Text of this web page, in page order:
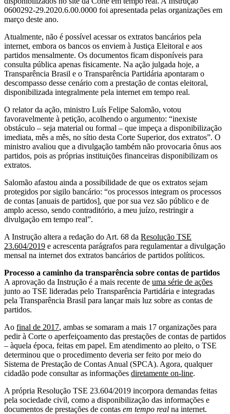
0600292-29.2020.6.00.0000 foi apresentada pelas organizações em
março deste ano.
Atualmente, não é possível acessar os extratos bancários pela
internet, embora os bancos os enviem à Justiça Eleitoral e aos
partidos mensalmente. Os documentos ficam disponíveis para
consulta pública apenas fisicamente. Na ação julgada hoje, a
Transparência Brasil e o Transparência Partidária apontaram o
descompasso desse cenário com a prestação de contas eleitoral,
disponibilizada integralmente pela internet em tempo real.
O relator da ação, ministro Luís Felipe Salomão, votou
favoravelmente à petição, acolhendo o argumento: “inexiste
obstáculo – seja material ou formal – que impeça a disponibilização
imediata, mês a mês, no sítio desta Corte Superior, dos extratos”. O
ministro avaliou que a divulgação também não provocaria ônus aos
partidos, pois as próprias instituições financeiras disponibilizam os
extratos.
Salomão afastou ainda a possibilidade de que os extratos sejam
protegidos por sigilo bancário: “os processos integram os processos
de contas [anuais de partidos], que por sua vez são público e de
amplo acesso, sendo contraditório, a meu juízo, restringir a
divulgação em tempo real”.
A Instrução altera a redação do Art. 68 da Resolução TSE
23.604/2019 e acrescenta parágrafos para regulamentar a divulgação
mensal na internet dos extratos bancários de partidos políticos.
Processo a caminho da transparência sobre contas de partidos
A aprovação da Instrução é a mais recente de uma série de ações
junto ao TSE lideradas pelo Transparência Partidária e integradas
pela Transparência Brasil para lançar mais luz sobre as contas de
partidos.
Ao final de 2017, ambas se somaram a mais 17 organizações para
pedir à Corte o aperfeiçoamento das prestações de contas de partidos
– àquela época, feitas em papel. Em atendimento ao pleito, o TSE
determinou que o procedimento deveria ser feito por meio do
Sistema de Prestação de Contas Anual (SPCA). Agora, qualquer
cidadão pode consultar as informações diretamente on-line.
A própria Resolução TSE 23.604/2019 incorpora demandas feitas
pela sociedade civil, como a disponibilização das informações e
documentos de prestações de contas em tempo real na internet.